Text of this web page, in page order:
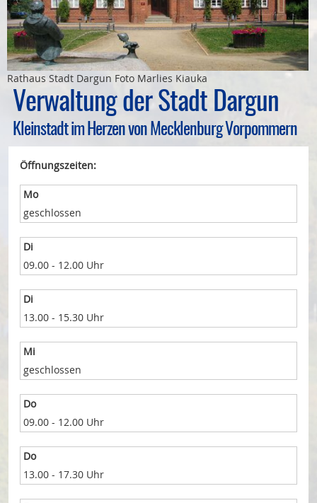
Rathaus Stadt Dargun Foto Marlies Kiauka
Verwaltung der Stadt Dargun
Kleinstadt im Herzen von Mecklenburg Vorpommern
Öffnungszeiten:
Mo
geschlossen
Di
09.00 - 12.00 Uhr
Di
13.00 - 15.30 Uhr
Mi
geschlossen
Do
09.00 - 12.00 Uhr
Do
13.00 - 17.30 Uhr
Bauleitplanung
Öffentlicher Anzeiger
Förderung ortsteilbezogener Maßnahmen